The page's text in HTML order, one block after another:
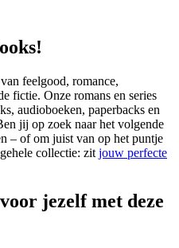
feelgood, romance,
fictie. Onze romans en series
audioboeken, paperbacks en
jij op zoek naar het volgende
– of om juist van op het puntje
collectie: zit jouw perfecte
jezelf met deze